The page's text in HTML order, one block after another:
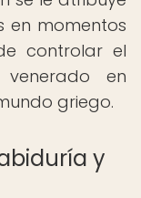
en momentos
controlar el
en
griego.
y